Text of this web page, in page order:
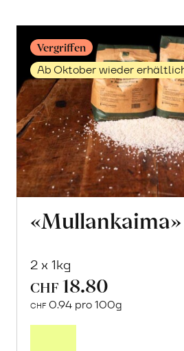
Vergriffen
Ab Oktober wieder
2 x 1kg
CHF 18.80
CHF 0.94 pro 100g